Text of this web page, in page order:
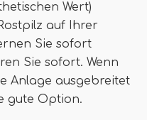
Wert)
auf Ihrer
Sie sofort
Sie sofort. Wenn
Anlage ausgebreitet
gute Option.